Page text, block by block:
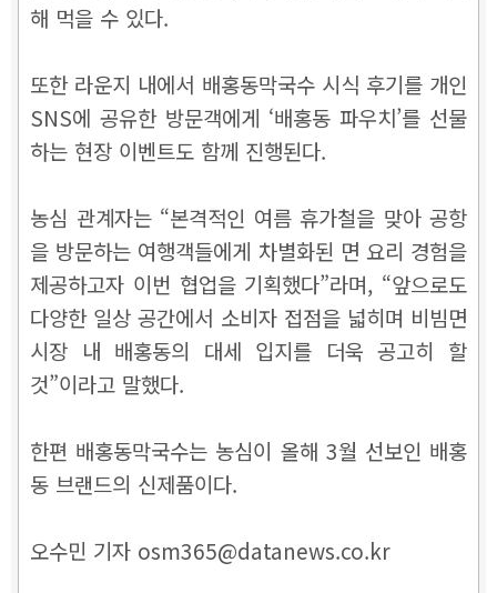
해 먹을 수 있다.
또한 라운지 내에서 배홍동막국수 시식 후기를 개인
SNS에 공유한 방문객에게 ‘배홍동 파우치’를 선물
하는 현장 이벤트도 함께 진행된다.
농심 관계자는 “본격적인 여름 휴가철을 맞아 공항
을 방문하는 여행객들에게 차별화된 면 요리 경험을
제공하고자 이번 협업을 기획했다”라며, “앞으로도
다양한 일상 공간에서 소비자 접점을 넓히며 비빔면
시장 내 배홍동의 대세 입지를 더욱 공고히 할
것”이라고 말했다.
한편 배홍동막국수는 농심이 올해 3월 선보인 배홍
동 브랜드의 신제품이다.
오수민 기자 osm365@datanews.co.kr